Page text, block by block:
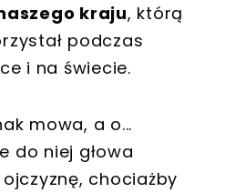
kraju, którą
podczas
i na świecie.
mowa, a o...
do niej głowa
chociażby